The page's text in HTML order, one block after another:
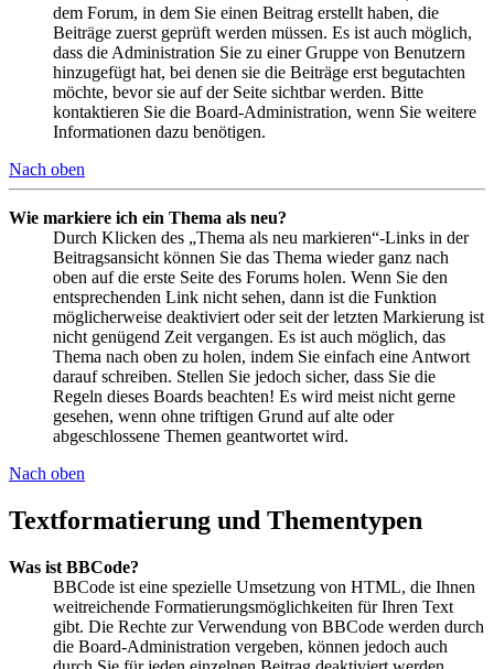
dem Forum, in dem Sie einen Beitrag erstellt haben, die
Beiträge zuerst geprüft werden müssen. Es ist auch möglich,
dass die Administration Sie zu einer Gruppe von Benutzern
hinzugefügt hat, bei denen sie die Beiträge erst begutachten
möchte, bevor sie auf der Seite sichtbar werden. Bitte
kontaktieren Sie die Board-Administration, wenn Sie weitere
Informationen dazu benötigen.
Nach oben
Wie markiere ich ein Thema als neu?
Durch Klicken des „Thema als neu markieren“-Links in der
Beitragsansicht können Sie das Thema wieder ganz nach
oben auf die erste Seite des Forums holen. Wenn Sie den
entsprechenden Link nicht sehen, dann ist die Funktion
möglicherweise deaktiviert oder seit der letzten Markierung ist
nicht genügend Zeit vergangen. Es ist auch möglich, das
Thema nach oben zu holen, indem Sie einfach eine Antwort
darauf schreiben. Stellen Sie jedoch sicher, dass Sie die
Regeln dieses Boards beachten! Es wird meist nicht gerne
gesehen, wenn ohne triftigen Grund auf alte oder
abgeschlossene Themen geantwortet wird.
Nach oben
Textformatierung und Thementypen
Was ist BBCode?
BBCode ist eine spezielle Umsetzung von HTML, die Ihnen
weitreichende Formatierungsmöglichkeiten für Ihren Text
gibt. Die Rechte zur Verwendung von BBCode werden durch
die Board-Administration vergeben, können jedoch auch